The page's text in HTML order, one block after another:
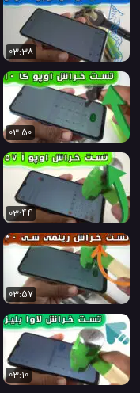
03:38
03:50
03:44
03:57
03:10